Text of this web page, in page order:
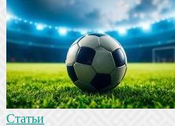
Статьи